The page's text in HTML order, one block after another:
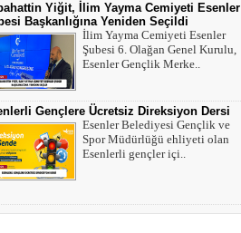
AV. SEDAT İLBEGİ
YENİ PARTİ (Seçilmişlerin Mahvına,
Statükonun Devamına…)
HAMZA BALCI
"DİRİ DİRİ TOPRAĞA GÖMÜLEN
KIZA,HANGİ GÜNAHTAN ÖTÜRÜ
ÖLDÜRÜLDÜĞÜ SORULDUĞU
ZAMAN..." (TEKVİR, 8-9)
Uğur Çoban
Yiğit, İlim Yayma Cemiyeti Esenler
Başkanlığına Yeniden Seçildi
İlim Yayma Cemiyeti Esenler
Şubesi 6. Olağan Genel Kurulu,
Esenler Gençlik Merke..
Gençlere Ücretsiz Direksiyon Dersi
Esenler Belediyesi Gençlik ve
Spor Müdürlüğü ehliyeti olan
Esenlerli gençler içi..